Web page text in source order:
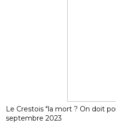
Le Crestois "la mort ? On doit
septembre 2023